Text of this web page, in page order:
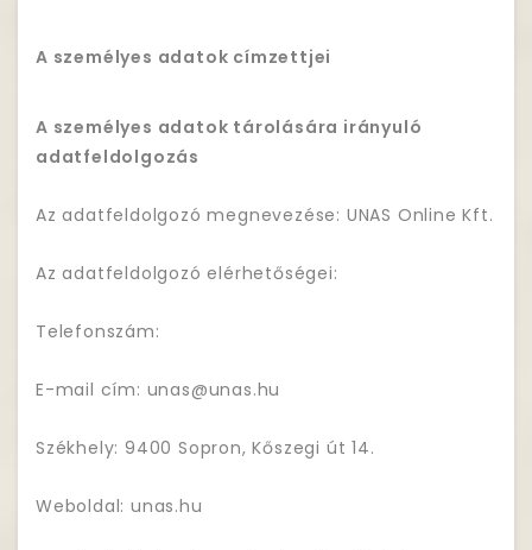
A személyes adatok címzettjei
A személyes adatok tárolására irányuló
adatfeldolgozás
Az adatfeldolgozó megnevezése: UNAS Online Kft.
Az adatfeldolgozó elérhetőségei:
Telefonszám:
E-mail cím: unas@unas.hu
Székhely: 9400 Sopron, Kőszegi út 14.
Weboldal: unas.hu